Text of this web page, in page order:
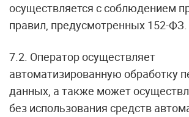
осуществляется с соблюдением
правил, предусмотренных 152-ФЗ.
7.2. Оператор осуществляет
автоматизированную обработку
данных, а также может
без использования средств